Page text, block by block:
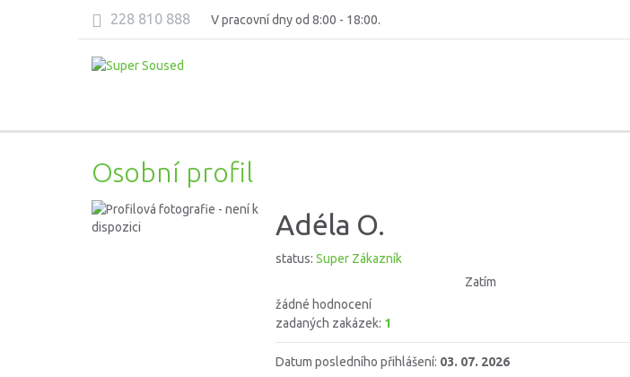
228 810 888 V pracovní dny od 8:00 - 18:00.
Osobní profil
Adéla O.
status: Super Zákazník
Zatím
žádné hodnocení
zadaných zakázek: 1
Datum posledního přihlášení: 03. 07. 2026